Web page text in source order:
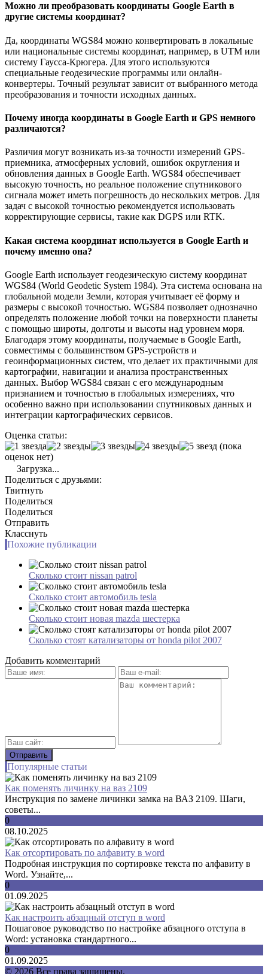
Можно ли преобразовать координаты Google Earth в
другие системы координат?
Да, координаты WGS84 можно конвертировать в локальные
или национальные системы координат, например, в UTM или
систему Гаусса-Крюгера. Для этого используются
специальные геодезические программы или онлайн-
конвертеры. Точный результат зависит от выбранного метода
преобразования и точности исходных данных.
Почему иногда координаты в Google Earth и GPS немного
различаются?
Различия могут возникать из-за точности измерений GPS-
приемника, атмосферных условий, ошибок округления и
обновления данных в Google Earth. WGS84 обеспечивает
высокую точность, но реальное положение спутникового
сигнала может иметь погрешность до нескольких метров. Для
задач с высокой точностью рекомендуется использовать
корректирующие сервисы, такие как DGPS или RTK.
Какая система координат используется в Google Earth и
почему именно она?
Google Earth использует геодезическую систему координат
WGS84 (World Geodetic System 1984). Эта система основана на
глобальной модели Земли, которая учитывает её форму и
размеры с высокой точностью. WGS84 позволяет однозначно
определять положение любой точки на поверхности планеты
с помощью широты, долготы и высоты над уровнем моря.
Благодаря этому координаты, получаемые в Google Earth,
совместимы с большинством GPS-устройств и
геоинформационных систем, что делает их практичными для
картографии, навигации и анализа пространственных
данных. Выбор WGS84 связан с его международным
признанием и точностью в глобальных измерениях, что
особенно важно при использовании спутниковых данных и
интеграции картографических сервисов.
Оценка статьи:
(пока
оценок нет)
Загрузка...
Поделиться с друзьями:
Твитнуть
Поделиться
Поделиться
Отправить
Класснуть
Похожие публикации
Сколько стоит nissan patrol
Сколько стоит автомобиль tesla
Сколько стоит новая mazda шестерка
Сколько стоят катализаторы от honda pilot 2007
Добавить комментарий
Популярные статьи
Как поменять личинку на ваз 2109
Инструкция по замене личинки замка на ВАЗ 2109. Шаги,
советы...
0
08.10.2025
Как отсортировать по алфавиту в word
Подробная инструкция по сортировке текста по алфавиту в
Word. Узнайте,...
0
01.09.2025
Как настроить абзацный отступ в word
Пошаговое руководство по настройке абзацного отступа в
Word: установка стандартного...
0
01.09.2025
© 2026 Все права защищены.